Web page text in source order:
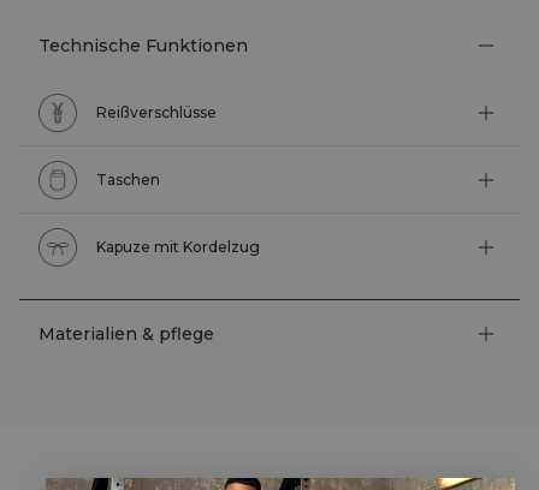
Technische Funktionen
Reißverschlüsse
Taschen
Kapuze mit Kordelzug
Materialien & pflege